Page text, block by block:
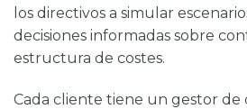
los directivos a simular
decisiones informadas sobre
estructura de costes.
Cada cliente tiene un gestor de